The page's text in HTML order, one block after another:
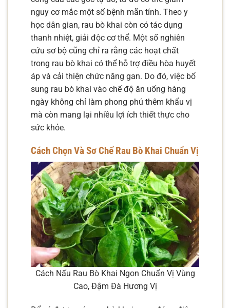
nguy cơ mắc một số bệnh mãn tính. Theo y
học dân gian, rau bò khai còn có tác dụng
thanh nhiệt, giải độc cơ thể. Một số nghiên
cứu sơ bộ cũng chỉ ra rằng các hoạt chất
trong rau bò khai có thể hỗ trợ điều hòa huyết
áp và cải thiện chức năng gan. Do đó, việc bổ
sung rau bò khai vào chế độ ăn uống hàng
ngày không chỉ làm phong phú thêm khẩu vị
mà còn mang lại nhiều lợi ích thiết thực cho
sức khỏe.
Cách Chọn Và Sơ Chế Rau Bò Khai Chuẩn Vị
Cách Nấu Rau Bò Khai Ngon Chuẩn Vị Vùng
Cao, Đậm Đà Hương Vị